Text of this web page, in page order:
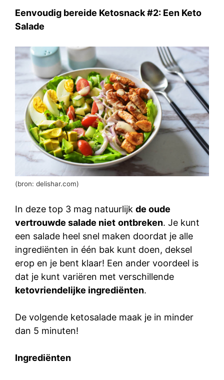
Eenvoudig bereide Ketosnack #2: Een Keto
Salade
(bron: delishar.com)
In deze top 3 mag natuurlijk de oude
vertrouwde salade niet ontbreken. Je kunt
een salade heel snel maken doordat je alle
ingrediënten in één bak kunt doen, deksel
erop en je bent klaar! Een ander voordeel is
dat je kunt variëren met verschillende
ketovriendelijke ingrediënten.
De volgende ketosalade maak je in minder
dan 5 minuten!
Ingrediënten